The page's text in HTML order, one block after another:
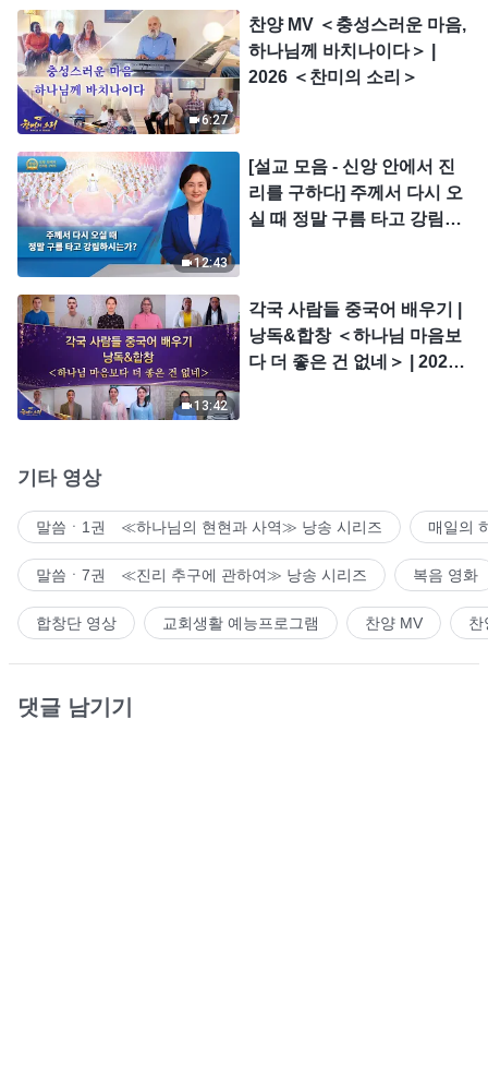
6:27
찬양 MV ＜충성스러운 마음,
하나님께 바치나이다＞ |
2026 ＜찬미의 소리＞
12:43
[설교 모음 - 신앙 안에서 진
리를 구하다] 주께서 다시 오
실 때 정말 구름 타고 강림하
13:42
각국 사람들 중국어 배우기 |
낭독&합창 ＜하나님 마음보
다 더 좋은 건 없네＞ | 2026
기타 영상
말씀ㆍ1권 ≪하나님의 현현과 사역≫ 낭송 시리즈 매일의
말씀ㆍ7권 ≪진리 추구에 관하여≫ 낭송 시리즈 복음 영화
합창단 영상 교회생활 예능프로그램 찬양 MV 찬
댓글 남기기